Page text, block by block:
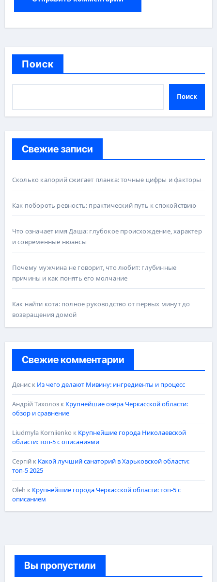
Поиск
Поиск
Свежие записи
Сколько калорий сжигает планка: точные цифры и факторы
Как побороть ревность: практический путь к спокойствию
Что означает имя Даша: глубокое происхождение, характер
и современные нюансы
Почему мужчина не говорит, что любит: глубинные
причины и как понять его молчание
Как найти кота: полное руководство от первых минут до
возвращения домой
Свежие комментарии
Дениск Из чего делают Мивину: ингредиенты и процесс
Андрій Тихолозк Крупнейшие озёра Черкасской области:
обзор и сравнение
Liudmyla Korniienko к Крупнейшие города Николаевской
области: топ-5 с описаниями
Сергійк Какой лучший санаторий в Харьковской области:
топ-5 2025
Oleh к Крупнейшие города Черкасской области: топ-5 с
описанием
Вы пропустили